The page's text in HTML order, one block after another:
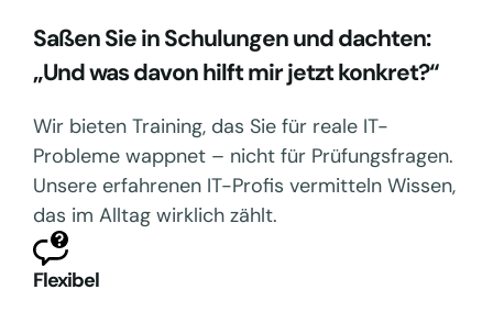
Saßen Sie in Schulungen und dachten:
„Und was davon hilft mir jetzt konkret?“
Wir bieten Training, das Sie für reale IT-
Probleme wappnet – nicht für Prüfungsfragen.
Unsere erfahrenen IT-Profis vermitteln Wissen,
das im Alltag wirklich zählt.
Flexibel